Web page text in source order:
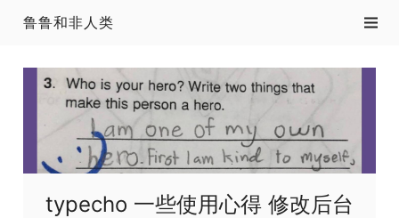
鲁鲁和非人类
typecho 一些使用心得 修改后台